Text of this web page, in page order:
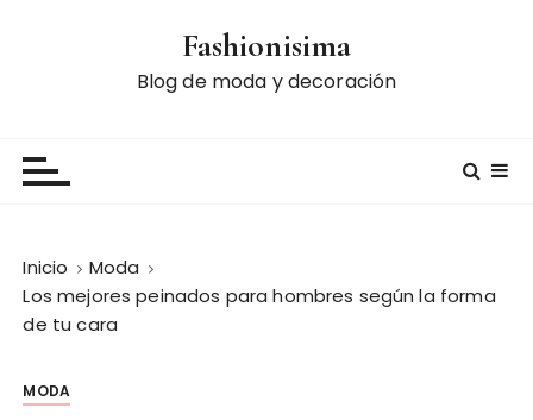
Fashionisima
Blog de moda y decoración
Inicio
Moda
Los mejores peinados para hombres según la forma
de tu cara
MODA